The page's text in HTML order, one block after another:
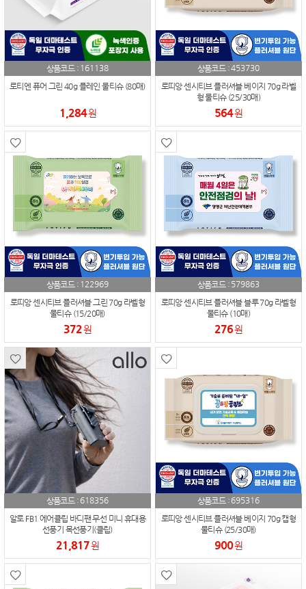
상품코드 : 161138
로티엔 퓨어 그린 40g 플레인 물티슈 (80매)
1,284원
상품코드 :453730
로띠앙 센시티브 플러셔블 베이지 70g 라벨
형 물티슈 (25/30매)
564원
상품코드 : 122969
로띠앙 센시티브 플러셔블 그린 70g 라벨형
물티슈 (15/20매)
372원
상품코드 : 579863
로띠앙 센시티브 플러셔블 블루 70g 라벨형
물티슈 (10매)
276원
상품코드 : 618356
알로 FB1 에어클립 바디팬 무선 미니 휴대용
선풍기 목선풍기(클립)
21,817원
상품코드 : 695316
로띠앙 센시티브 플러셔블 베이지 70g 캡형
물티슈 (25/30매)
900원